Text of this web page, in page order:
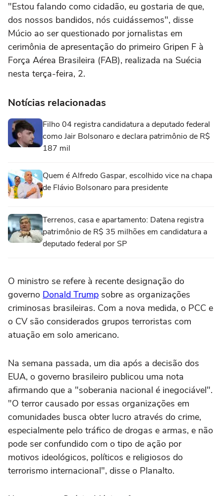
"Estou falando como cidadão, eu gostaria de que,
dos nossos bandidos, nós cuidássemos", disse
Múcio ao ser questionado por jornalistas em
cerimônia de apresentação do primeiro Gripen F à
Força Aérea Brasileira (FAB), realizada na Suécia
nesta terça-feira, 2.
Notícias relacionadas
Filho 04 registra candidatura a deputado federal
como Jair Bolsonaro e declara patrimônio de R$
187 mil
Quem é Alfredo Gaspar, escolhido vice na chapa
de Flávio Bolsonaro para presidente
Terrenos, casa e apartamento: Datena registra
patrimônio de R$ 35 milhões em candidatura a
deputado federal por SP
O ministro se refere à recente designação do
governo Donald Trump sobre as organizações
criminosas brasileiras. Com a nova medida, o PCC e
o CV são considerados grupos terroristas com
atuação em solo americano.
Na semana passada, um dia após a decisão dos
EUA, o governo brasileiro publicou uma nota
afirmando que a "soberania nacional é inegociável".
"O terror causado por essas organizações em
comunidades busca obter lucro através do crime,
especialmente pelo tráfico de drogas e armas, e não
pode ser confundido com o tipo de ação por
motivos ideológicos, políticos e religiosos do
terrorismo internacional", disse o Planalto.